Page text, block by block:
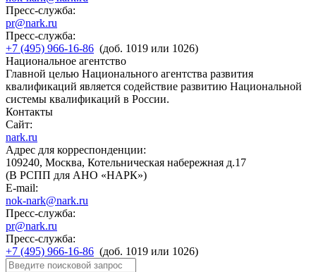
Пресс-служба:
pr@nark.ru
Пресс-служба:
+7 (495) 966-16-86 (доб. 1019 или 1026)
Национальное агентство
Главной целью Национального агентства развития
квалификаций является содействие развитию Национальной
системы квалификаций в России.
Контакты
Сайт:
nark.ru
Адрес для корреспонденции:
109240, Москва, Котельническая набережная д.17
(В РСПП для АНО «НАРК»)
E-mail:
nok-nark@nark.ru
Пресс-служба:
pr@nark.ru
Пресс-служба:
+7 (495) 966-16-86 (доб. 1019 или 1026)